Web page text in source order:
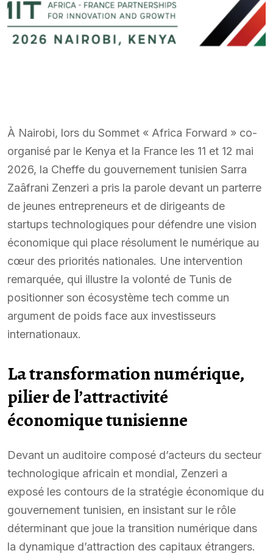
À Nairobi, lors du Sommet « Africa Forward » co-
organisé par le Kenya et la France les 11 et 12 mai
2026, la Cheffe du gouvernement tunisien Sarra
Zaâfrani Zenzeri a pris la parole devant un parterre
de jeunes entrepreneurs et de dirigeants de
startups technologiques pour défendre une vision
économique qui place résolument le numérique au
cœur des priorités nationales. Une intervention
remarquée, qui illustre la volonté de Tunis de
positionner son écosystème tech comme un
argument de poids face aux investisseurs
internationaux.
La transformation numérique,
pilier de l’attractivité
économique tunisienne
Devant un auditoire composé d’acteurs du secteur
technologique africain et mondial, Zenzeri a
exposé les contours de la stratégie économique du
gouvernement tunisien, en insistant sur le rôle
déterminant que joue la transition numérique dans
la dynamique d’attraction des capitaux étrangers.